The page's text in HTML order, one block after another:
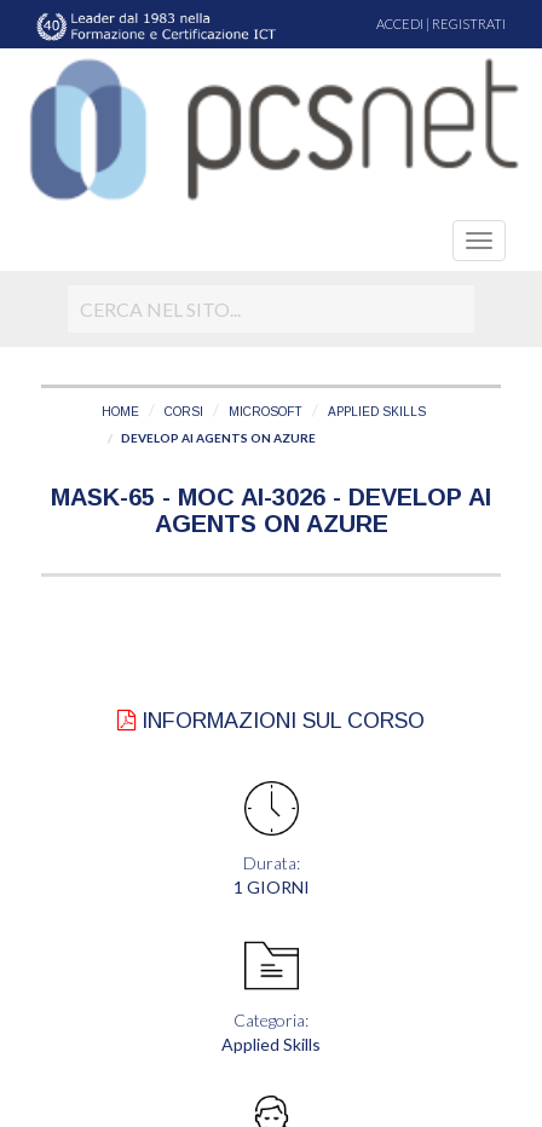
ACCEDI | REGISTRATI
HOME CORSI MICROSOFT APPLIED SKILLS
DEVELOP AI AGENTS ON AZURE
MASK-65 - MOC AI-3026 - DEVELOP AI
AGENTS ON AZURE
INFORMAZIONI SUL CORSO
Durata:
1 GIORNI
Categoria:
Applied Skills